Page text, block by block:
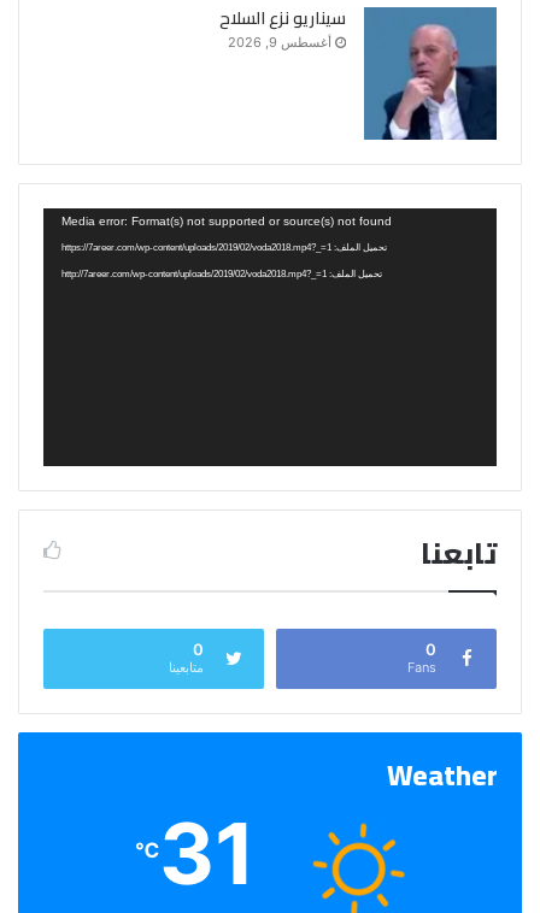
سيناريو نزع السلاح
أغسطس 9, 2026
Media error: Format(s) not supported or source(s) not found
تحميل الملف: https://7areer.com/wp-content/uploads/2019/02/voda2018.mp4?_=1
تحميل الملف: http://7areer.com/wp-content/uploads/2019/02/voda2018.mp4?_=1
تابعنا
0
Fans
0
متابعينا
Weather
31
℃